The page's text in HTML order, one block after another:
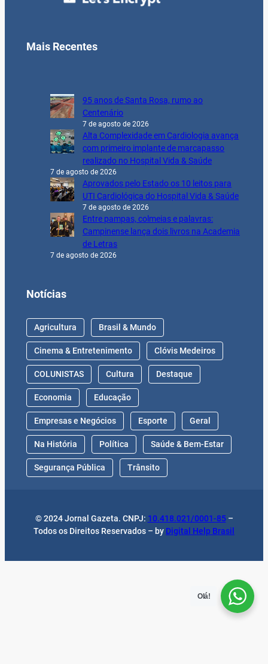
Mais Recentes
95 anos de Santa Rosa, rumo ao
Centenário
7 de agosto de 2026
Alta Complexidade em Cardiologia avança
com primeiro implante de marcapasso
realizado no Hospital Vida & Saúde
7 de agosto de 2026
Aprovados pelo Estado os 10 leitos para
UTI Cardiológica do Hospital Vida & Saúde
7 de agosto de 2026
Entre pampas, colmeias e palavras:
Campinense lança dois livros na Academia
de Letras
7 de agosto de 2026
Notícias
Agricultura Brasil & Mundo
Cinema & Entretenimento Clóvis Medeiros
COLUNISTAS Cultura Destaque
Economia Educação
Empresas e Negócios Esporte Geral
Na História Política Saúde & Bem-Estar
Segurança Pública Trânsito
© 2024 Jornal Gazeta. CNPJ: 10.418.021/0001-85–
Todos os Direitos Reservados – by Digital Help Brasil
Olá!